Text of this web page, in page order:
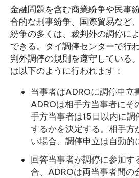
金融問題を含む商業紛争や民事
合的な刑事紛争、国際貿易など
紛争の多くは、裁判外の調停に
できる。タイ調停センターで行
判外調停の規則を遵守している
は以下のように行われます：
当事者はADROに調停申立
ADROは相手方当事者にそ
手方当事者は15日以内に
するかを決定する。相手方
い場合、調停申立は自動的
回答当事者が調停に参加す
合、ADROは両当事者間の